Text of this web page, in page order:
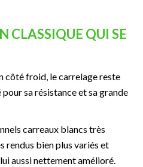
CLASSIQUE QUI SE
côté froid, le carrelage reste
sa résistance et sa grande
carreaux blancs très
rendus bien plus variés et
aussi nettement amélioré.